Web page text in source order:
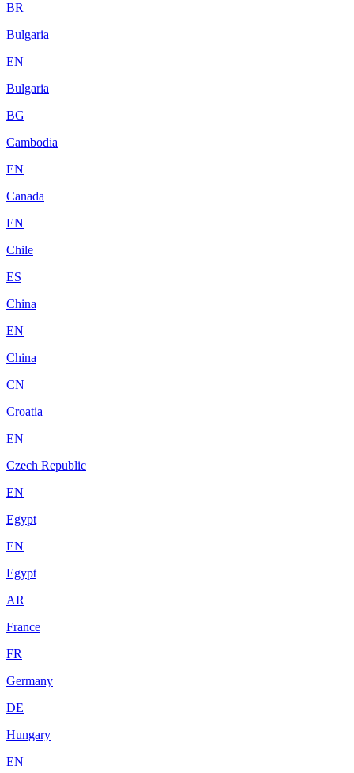
BR
Bulgaria
EN
Bulgaria
BG
Cambodia
EN
Canada
EN
Chile
ES
China
EN
China
CN
Croatia
EN
Czech Republic
EN
Egypt
EN
Egypt
AR
France
FR
Germany
DE
Hungary
EN